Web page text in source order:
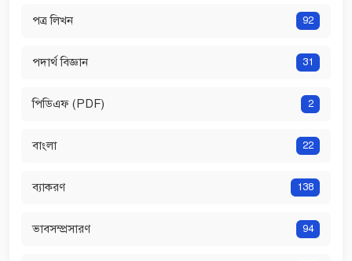
পত্র লিখন 92
পদার্থ বিজ্ঞান 31
পিডিএফ (PDF) 2
বাংলা 22
ব্যাকরণ 138
ভাবসম্প্রসারণ 94